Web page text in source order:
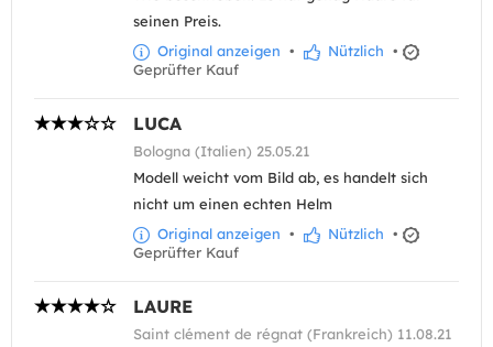
seinen Preis.
Original anzeigen • Nützlich •
Geprüfter Kauf
LUCA
Bologna (Italien) 25.05.21
Modell weicht vom Bild ab, es handelt sich
nicht um einen echten Helm
Original anzeigen • Nützlich •
Geprüfter Kauf
LAURE
Saint clément de régnat (Frankreich) 11.08.21